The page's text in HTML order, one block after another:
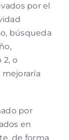
por el
búsqueda
2, o
por
en
de forma